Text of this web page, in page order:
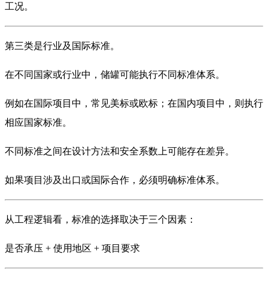
工况。
第三类是行业及国际标准。
在不同国家或行业中，储罐可能执行不同标准体系。
例如在国际项目中，常见美标或欧标；在国内项目中，则执行
相应国家标准。
不同标准之间在设计方法和安全系数上可能存在差异。
如果项目涉及出口或国际合作，必须明确标准体系。
从工程逻辑看，标准的选择取决于三个因素：
是否承压 + 使用地区 + 项目要求